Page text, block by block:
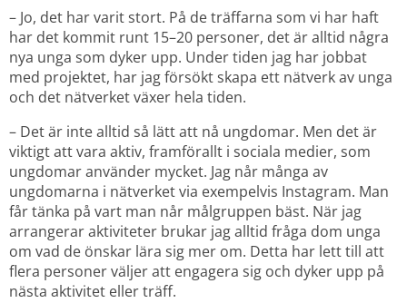
– Jo, det har varit stort. På de träffarna som vi har haft
har det kommit runt 15–20 personer, det är alltid några
nya unga som dyker upp. Under tiden jag har jobbat
med projektet, har jag försökt skapa ett nätverk av unga
och det nätverket växer hela tiden.
– Det är inte alltid så lätt att nå ungdomar. Men det är
viktigt att vara aktiv, framförallt i sociala medier, som
ungdomar använder mycket. Jag når många av
ungdomarna i nätverket via exempelvis Instagram. Man
får tänka på vart man når målgruppen bäst. När jag
arrangerar aktiviteter brukar jag alltid fråga dom unga
om vad de önskar lära sig mer om. Detta har lett till att
flera personer väljer att engagera sig och dyker upp på
nästa aktivitet eller träff.